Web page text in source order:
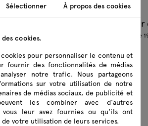
canapé
À
À partir de
Témoignages
Sélectionner À propos des cookies
cookies.
pour personnaliser le contenu et
fournir des fonctionnalités de médias
notre trafic. Nous partageons
sur votre utilisation de notre
de médias sociaux, de publicité et
les combiner avec d'autres
vous leur avez fournies ou qu'ils ont
votre utilisation de leurs services.